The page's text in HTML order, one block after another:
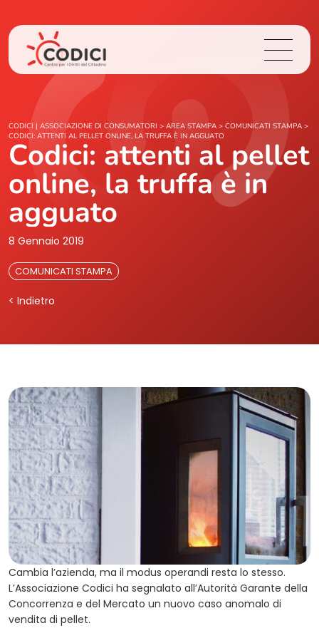
Chi Siamo
Cosa Facciamo
Area Stampa
CODICI | ASSOCIAZIONE DI CONSUMATORI > AREA STAMPA > COMUNICATI STAMPA >
CODICI: ATTENTI AL PELLET ONLINE, LA TRUFFA È IN AGGUATO
Codici: attenti al pellet
online, la truffa è in
agguato
8 Gennaio 2019
COMUNICATI STAMPA
< Indietro
Cambia l’azienda, ma il modus operandi resta lo stesso.
L’Associazione Codici ha segnalato all’Autorità Garante della
Concorrenza e del Mercato un nuovo caso anomalo di
vendita di pellet.